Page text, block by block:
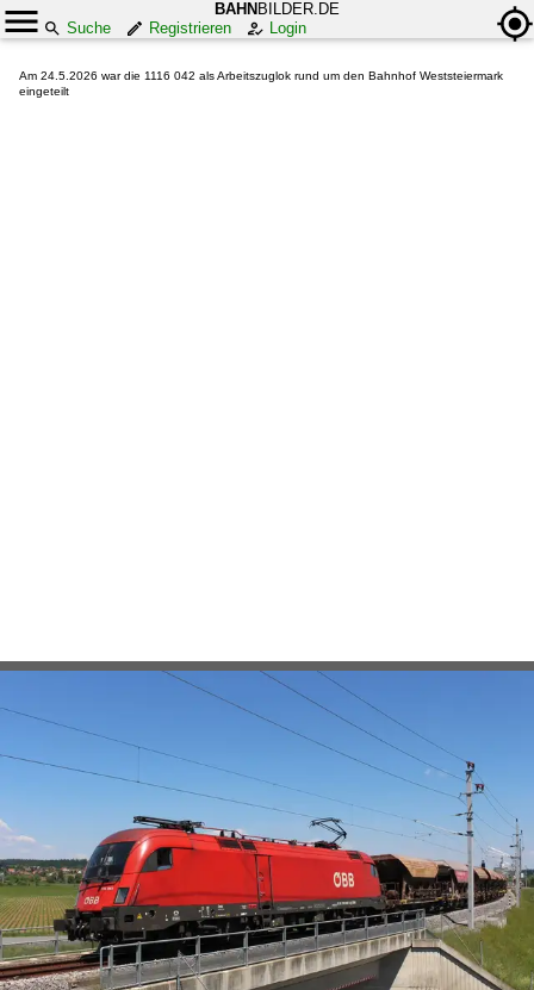
BAHN BILDER.DE
Suche
Registrieren Login
Am 24.5.2026 war die 1116 042 als Arbeitszuglok rund um den Bahnhof Weststeiermark
eingeteilt